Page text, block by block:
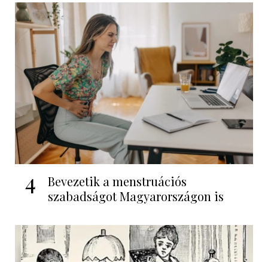
4
Bevezetik a menstruációs
szabadságot Magyarországon is